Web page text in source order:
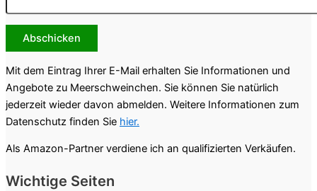
Mit dem Eintrag Ihrer E-Mail erhalten Sie Informationen und
Angebote zu Meerschweinchen. Sie können Sie natürlich
jederzeit wieder davon abmelden. Weitere Informationen zum
Datenschutz finden Sie hier.
Als Amazon-Partner verdiene ich an qualifizierten Verkäufen.
Wichtige Seiten